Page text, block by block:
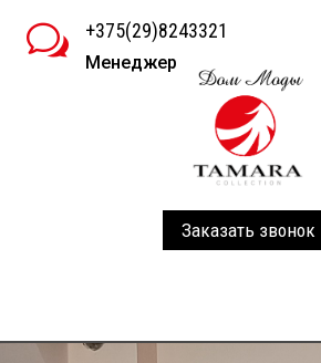
w +375(29)8243321
Менеджер
Заказать звонок